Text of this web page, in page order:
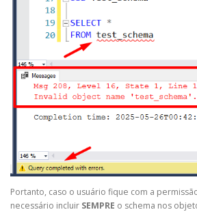
Portanto, caso o usuário fique com a
necessário incluir SEMPRE o schema nos